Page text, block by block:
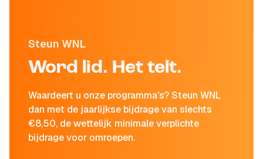
Steun WNL
Word lid. Het telt.
Waardeert u onze programma's? Steun WNL
dan met de jaarlijkse bijdrage van slechts
€8,50, de wettelijk minimale verplichte
bijdrage voor omroepen.